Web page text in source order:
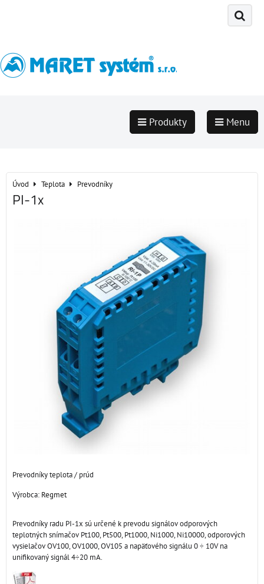
Produkty Menu
Úvod Teplota Prevodníky
PI-1x
Prevodníky teplota / prúd
Výrobca: Regmet
Prevodníky radu PI-1x sú určené k prevodu signálov odporových
teplotných snímačov Pt100, Pt500, Pt1000, Ni1000, Ni10000, odporových
vysielačov OV100, OV1000, OV105 a napäťového signálu 0 ÷ 10V na
unifikovaný signál 4÷20 mA.